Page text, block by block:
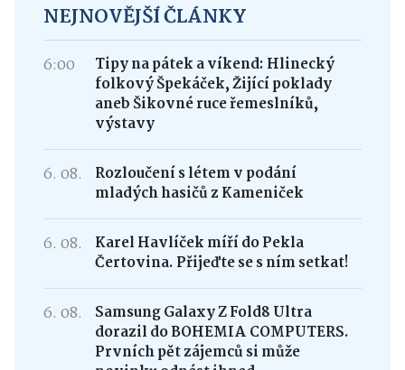
NEJNOVĚJŠÍ ČLÁNKY
6:00
Tipy na pátek a víkend: Hlinecký
folkový Špekáček, Žijící poklady
aneb Šikovné ruce řemeslníků,
výstavy
6. 08.
Rozloučení s létem v podání
mladých hasičů z Kameniček
6. 08.
Karel Havlíček míří do Pekla
Čertovina. Přijeďte se s ním setkat!
6. 08.
Samsung Galaxy Z Fold8 Ultra
dorazil do BOHEMIA COMPUTERS.
Prvních pět zájemců si může